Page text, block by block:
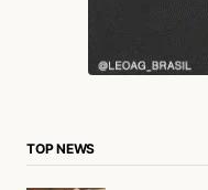
TOP NEWS